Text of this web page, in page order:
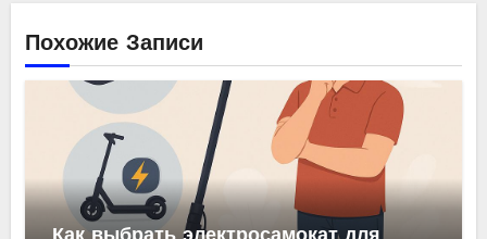
Похожие Записи